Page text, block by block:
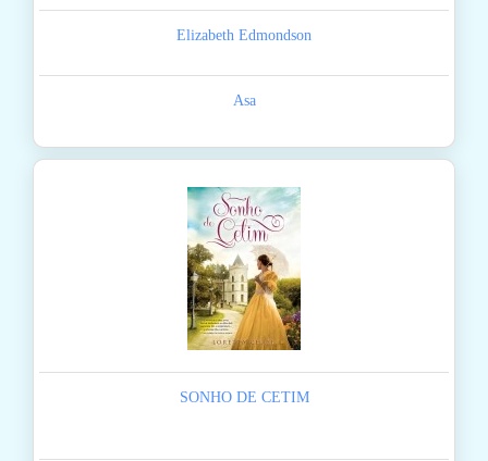
Elizabeth Edmondson
Asa
SONHO DE CETIM